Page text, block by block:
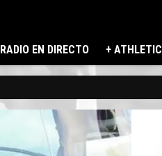
RADIO EN DIRECTO + ATHLETIC